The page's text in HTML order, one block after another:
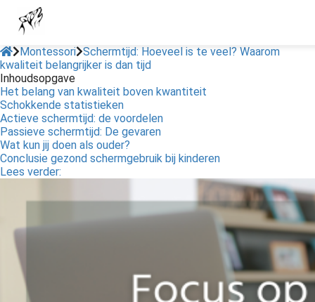
Montessori Schermtijd: Hoeveel is te veel? Waarom
kwaliteit belangrijker is dan tijd
Inhoudsopgave
Het belang van kwaliteit boven kwantiteit
Schokkende statistieken
Actieve schermtijd: de voordelen
Passieve schermtijd: De gevaren
Wat kun jij doen als ouder?
Conclusie gezond schermgebruik bij kinderen
Lees verder: